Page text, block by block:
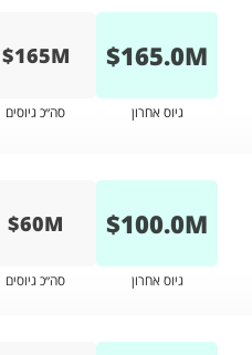
M
165.0
$
גיוס אחרון
$165M
סה״כ גיוסים
M
100.0
$
גיוס אחרון
$60M
סה״כ גיוסים